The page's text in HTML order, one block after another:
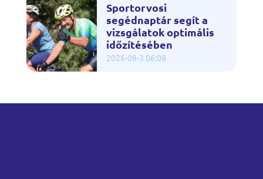
Sportorvosi
segédnaptár segít a
vizsgálatok optimális
időzítésében
2026-08-3 06:08